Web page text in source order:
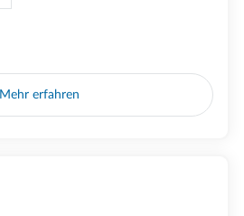
Mehr erfahren